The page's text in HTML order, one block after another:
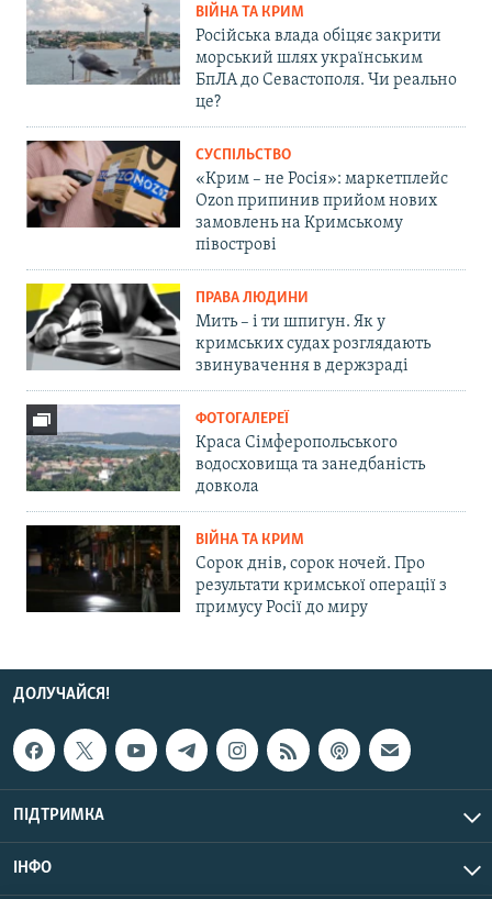
ВІЙНА ТА КРИМ
Російська влада обіцяє закрити
морський шлях українським
БпЛА до Севастополя. Чи реально
це?
СУСПІЛЬСТВО
«Крим – не Росія»: маркетплейс
Ozon припинив прийом нових
замовлень на Кримському
півострові
ПРАВА ЛЮДИНИ
Мить – і ти шпигун. Як у
кримських судах розглядають
звинувачення в держзраді
ФОТОГАЛЕРЕЇ
Краса Сімферопольського
водосховища та занедбаність
довкола
ВІЙНА ТА КРИМ
Сорок днів, сорок ночей. Про
результати кримської операції з
примусу Росії до миру
ДОЛУЧАЙСЯ!
ПІДТРИМКА
ІНФО